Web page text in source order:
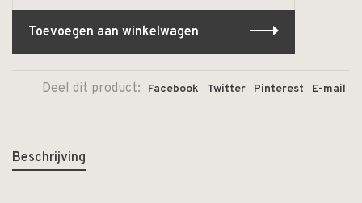
Toevoegen aan winkelwagen
Deel dit product: Facebook Twitter Pinterest E-mail
Beschrijving